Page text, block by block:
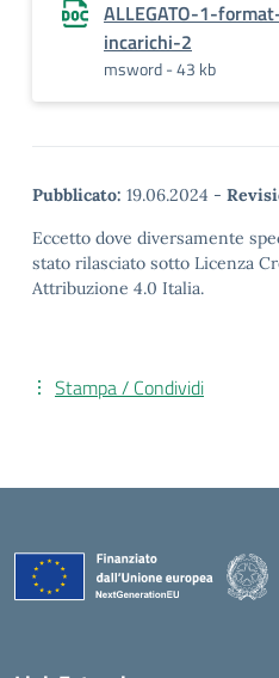
ALLEGATO-1-
incarichi-2
msword - 43 kb
Pubblicato: 19.06.2024 -
Eccetto dove diversamente
stato rilasciato sotto Licenza
Attribuzione 4.0 Italia.
Stampa / Condividi